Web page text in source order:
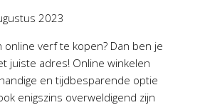
2023
online verf te kopen? Dan ben je
juiste adres! Online winkelen
en tijdbesparende optie
enigszins overweldigend zijn